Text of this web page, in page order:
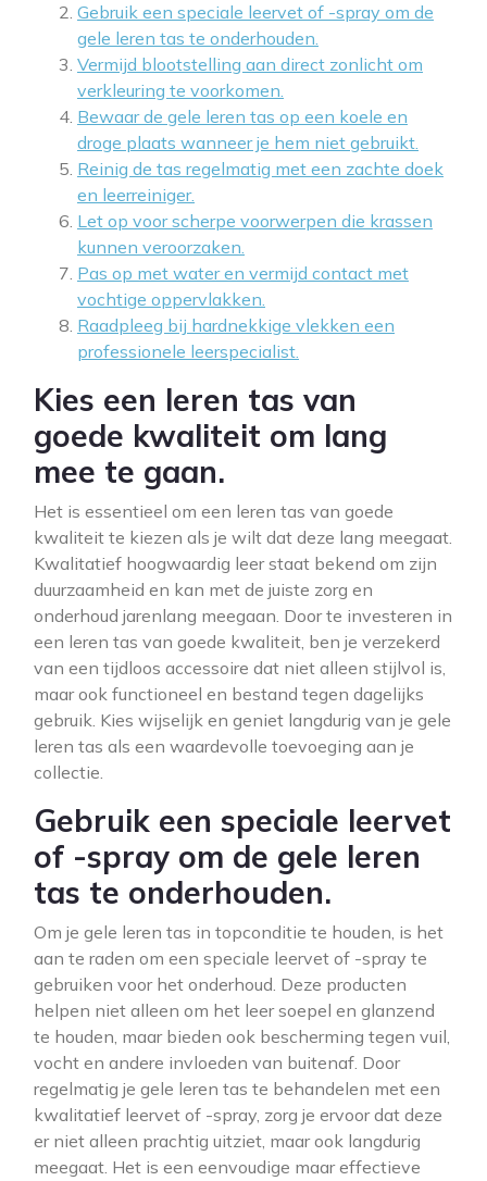
Gebruik een speciale leervet of -spray om de
gele leren tas te onderhouden.
Vermijd blootstelling aan direct zonlicht om
verkleuring te voorkomen.
Bewaar de gele leren tas op een koele en
droge plaats wanneer je hem niet gebruikt.
Reinig de tas regelmatig met een zachte doek
en leerreiniger.
Let op voor scherpe voorwerpen die krassen
kunnen veroorzaken.
Pas op met water en vermijd contact met
vochtige oppervlakken.
Raadpleeg bij hardnekkige vlekken een
professionele leerspecialist.
Kies een leren tas van
goede kwaliteit om lang
mee te gaan.
Het is essentieel om een leren tas van goede
kwaliteit te kiezen als je wilt dat deze lang meegaat.
Kwalitatief hoogwaardig leer staat bekend om zijn
duurzaamheid en kan met de juiste zorg en
onderhoud jarenlang meegaan. Door te investeren in
een leren tas van goede kwaliteit, ben je verzekerd
van een tijdloos accessoire dat niet alleen stijlvol is,
maar ook functioneel en bestand tegen dagelijks
gebruik. Kies wijselijk en geniet langdurig van je gele
leren tas als een waardevolle toevoeging aan je
collectie.
Gebruik een speciale leervet
of -spray om de gele leren
tas te onderhouden.
Om je gele leren tas in topconditie te houden, is het
aan te raden om een speciale leervet of -spray te
gebruiken voor het onderhoud. Deze producten
helpen niet alleen om het leer soepel en glanzend
te houden, maar bieden ook bescherming tegen vuil,
vocht en andere invloeden van buitenaf. Door
regelmatig je gele leren tas te behandelen met een
kwalitatief leervet of -spray, zorg je ervoor dat deze
er niet alleen prachtig uitziet, maar ook langdurig
meegaat. Het is een eenvoudige maar effectieve